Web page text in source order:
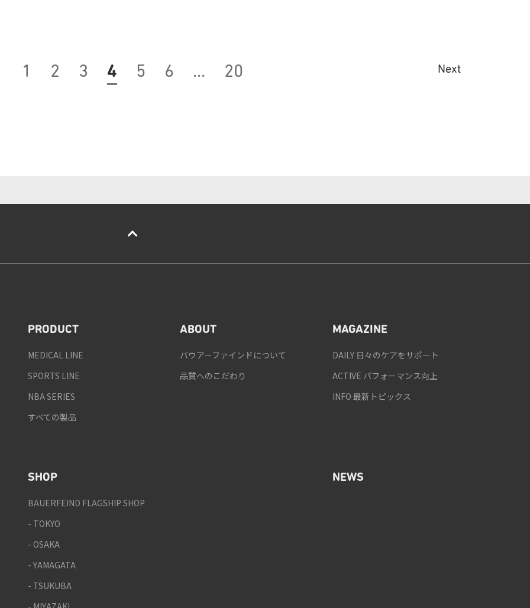
1 2 3 4 5 6 … 20 Next
PRODUCT
MEDICAL LINE
SPORTS LINE
NBA SERIES
すべての製品
ABOUT
バウアーファインドについて
品質へのこだわり
MAGAZINE
DAILY 日々のケアをサポート
ACTIVE パフォーマンス向上
INFO 最新トピックス
SHOP
BAUERFEIND FLAGSHIP SHOP
- TOKYO
- OSAKA
- YAMAGATA
- TSUKUBA
NEWS